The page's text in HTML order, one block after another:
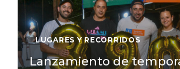
LUGARES Y RECORRIDOS
Lanzamiento de